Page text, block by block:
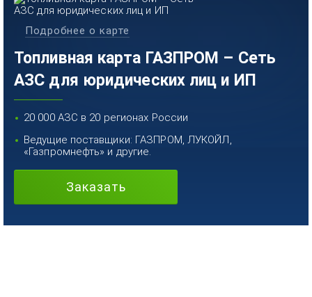
Топливная карта ГАЗПРОМ – Сеть
АЗС для юридических лиц и ИП
20 000 АЗС в 20 регионах России
Ведущие поставщики: ГАЗПРОМ, ЛУКОЙЛ,
«Газпромнефть» и другие.
Заказать
Подробнее о карте